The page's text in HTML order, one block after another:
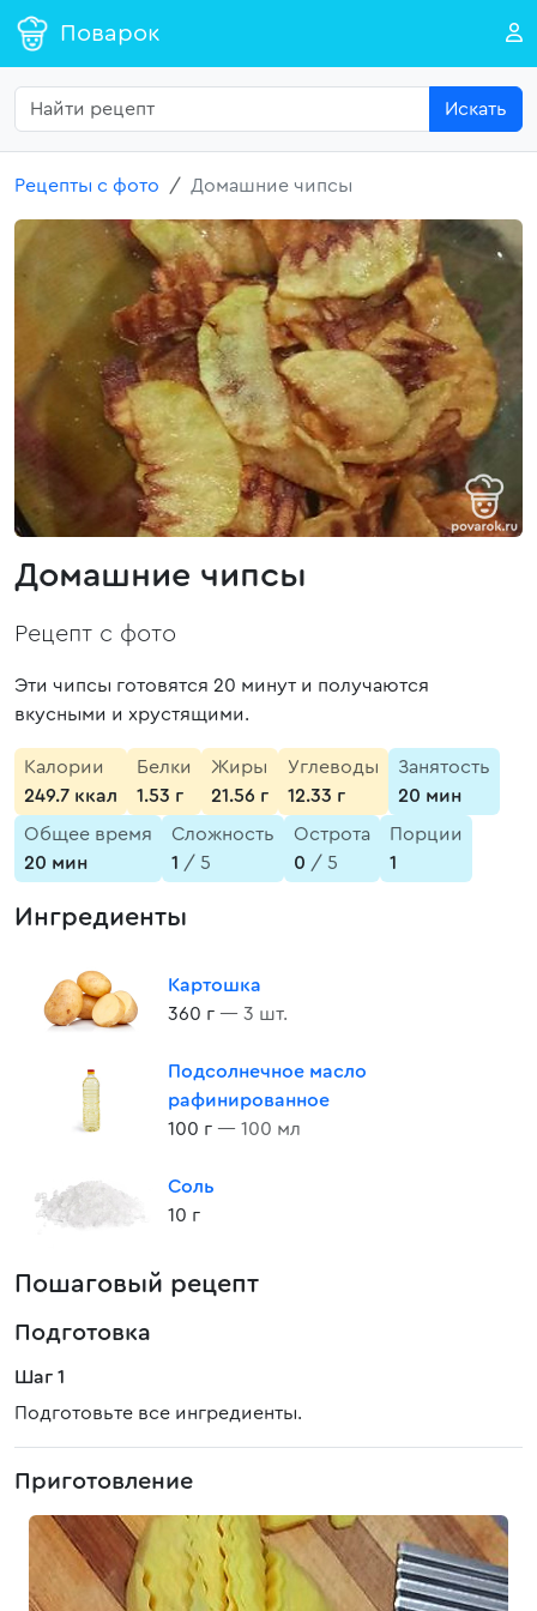
Поварок
Искать
Рецепты с фото Домашние чипсы
Домашние чипсы
Рецепт с фото
Эти чипсы готовятся 20 минут и получаются
вкусными и хрустящими.
Калории
249.7 ккал
Белки
1.53 г
Жиры
21.56 г
Углеводы
12.33 г
Занятость
20 мин
Общее время
20 мин
Сложность
1 / 5
Острота
0 / 5
Порции
1
Ингредиенты
Картошка
360 г — 3 шт.
Подсолнечное масло
рафинированное
100 г — 100 мл
Соль
10 г
Пошаговый рецепт
Подготовка
Шаг 1
Подготовьте все ингредиенты.
Приготовление